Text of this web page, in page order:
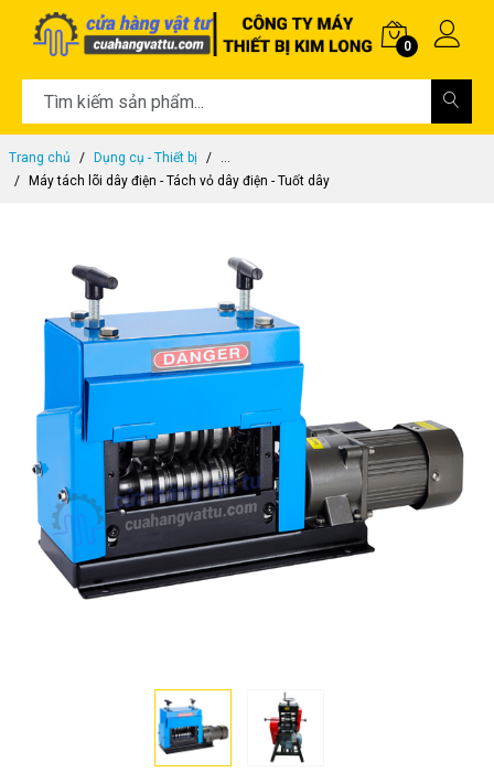
0
Trang chủ Dụng cụ - Thiết bị
...
Máy tách lõi dây điện - Tách vỏ dây điện - Tuốt dây